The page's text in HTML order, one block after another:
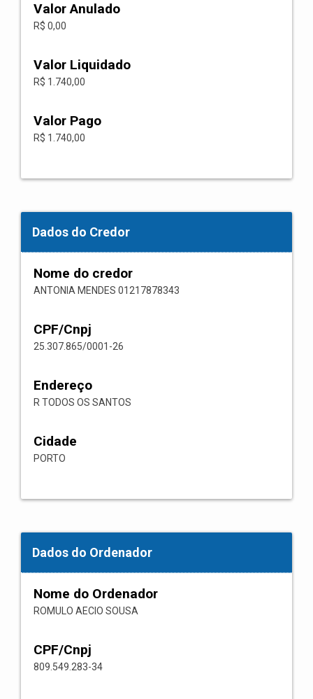
Valor Anulado
R$ 0,00
Valor Liquidado
R$ 1.740,00
Valor Pago
R$ 1.740,00
Dados do Credor
Nome do credor
ANTONIA MENDES 01217878343
CPF/Cnpj
25.307.865/0001-26
Endereço
R TODOS OS SANTOS
Cidade
PORTO
Dados do Ordenador
Nome do Ordenador
ROMULO AECIO SOUSA
CPF/Cnpj
809.549.283-34